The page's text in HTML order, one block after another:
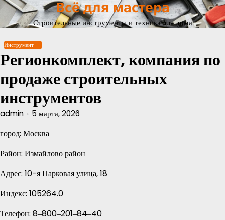
Перейти
содержимому
Всё для мастера
Строительные инструменты и техника для дома
Инструмент
Регионкомплект, компания по
продаже строительных
инструментов
admin 5 марта, 2026
город: Москва
Район: Измайлово район
Адрес: 10-я Парковая улица, 18
Индекс: 105264.0
Телефон: 8‒800‒201‒84‒40